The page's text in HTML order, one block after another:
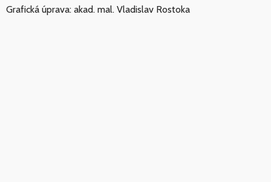
Grafická úprava: akad. mal. Vladislav Rostoka